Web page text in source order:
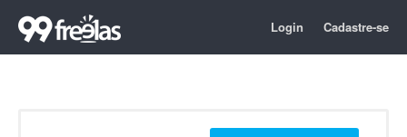
Login Cadastre-se